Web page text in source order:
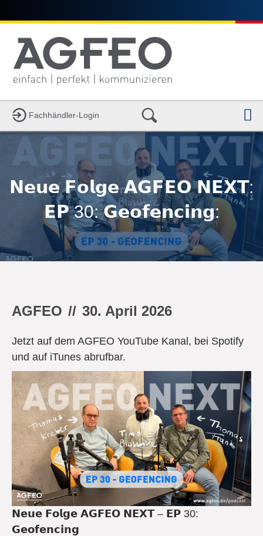
Fachhändler-Login
𝗡𝗲𝘂𝗲 𝗙𝗼𝗹𝗴𝗲 𝗔𝗚𝗙𝗘𝗢 𝗡𝗘𝗫𝗧:
𝗘𝗣 30: 𝗚𝗲𝗼𝗳𝗲𝗻𝗰𝗶𝗻𝗴:
AGFEO // 30. April 2026
Jetzt auf dem AGFEO YouTube Kanal, bei Spotify
und auf iTunes abrufbar.
𝗡𝗲𝘂𝗲 𝗙𝗼𝗹𝗴𝗲 𝗔𝗚𝗙𝗘𝗢 𝗡𝗘𝗫𝗧 – 𝗘𝗣 30:
𝗚𝗲𝗼𝗳𝗲𝗻𝗰𝗶𝗻𝗴